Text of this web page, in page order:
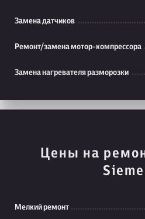
Замена датчиков
Ремонт/замена мотор-компрессора
Замена нагревателя разморозки
Цены на
Мелкий ремонт